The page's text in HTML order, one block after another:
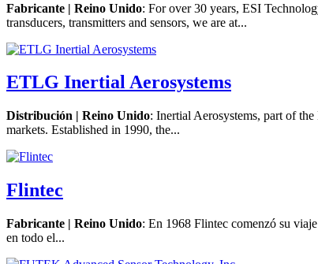
Fabricante | Reino Unido: For over 30 years, ESI
transducers, transmitters and sensors, we are at...
ETLG Inertial Aerosystems
Distribución | Reino Unido: Inertial Aerosystems, part of
markets. Established in 1990, the...
Flintec
Fabricante | Reino Unido: En 1968 Flintec comenzó su
en todo el...